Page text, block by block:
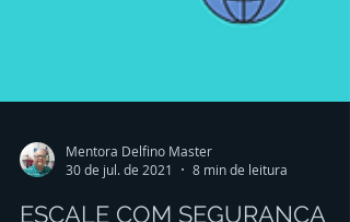
30 de jul. de 2021
8 min de leitura